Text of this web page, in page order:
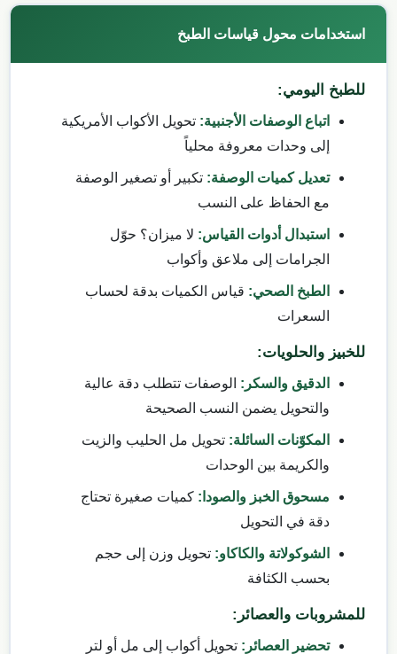
استخدامات محول قياسات الطبخ
للطبخ اليومي:
اتباع الوصفات الأجنبية: تحويل الأكواب الأمريكية
إلى وحدات معروفة محلياً
تعديل كميات الوصفة: تكبير أو تصغير الوصفة
مع الحفاظ على النسب
استبدال أدوات القياس: لا ميزان؟ حوّل
الجرامات إلى ملاعق وأكواب
الطبخ الصحي: قياس الكميات بدقة لحساب
السعرات
للخبيز والحلويات:
الدقيق والسكر: الوصفات تتطلب دقة عالية
والتحويل يضمن النسب الصحيحة
المكوّنات السائلة: تحويل مل الحليب والزيت
والكريمة بين الوحدات
مسحوق الخبز والصودا: كميات صغيرة تحتاج
دقة في التحويل
الشوكولاتة والكاكاو: تحويل وزن إلى حجم
بحسب الكثافة
للمشروبات والعصائر:
تحضير العصائر: تحويل أكواب إلى مل أو لتر